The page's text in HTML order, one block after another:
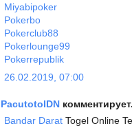
Miyabipoker
Pokerbo
Pokerclub88
Pokerlounge99
Pokerrepublik
26.02.2019, 07:00
PacutotoIDN
Bandar Darat Togel Online